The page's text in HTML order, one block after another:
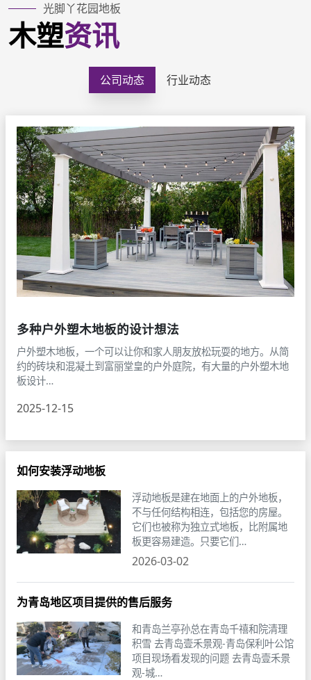
光脚丫花园地板
木塑资讯
公司动态 行业动态
多种户外塑木地板的设计想法
户外塑木地板，一个可以让你和家人朋友放松玩耍的地方。从简
约的砖块和混凝土到富丽堂皇的户外庭院，有大量的户外塑木地
板设计…
2025-12-15
如何安装浮动地板
浮动地板是建在地面上的户外地板，
不与任何结构相连，包括您的房屋。
它们也被称为独立式地板，比附属地
板更容易建造。只要它们…
2026-03-02
为青岛地区项目提供的售后服务
和青岛兰亭孙总在青岛千禧和院清理
积雪 去青岛壹禾景观-青岛保利叶公馆
项目现场看发现的问题 去青岛壹禾景
观-城…